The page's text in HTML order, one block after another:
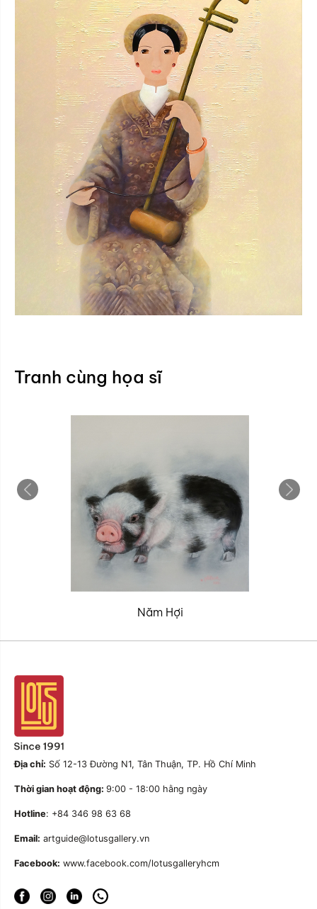
Tranh cùng họa sĩ
Năm Hợi
Địa chỉ: Số 12-13 Đường N1, Tân Thuận, TP. Hồ Chí Minh
Thời gian hoạt động: 9:00 - 18:00 hằng ngày
Hotline: +84 346 98 63 68
Email: artguide@lotusgallery.vn
Facebook: www.facebook.com/lotusgalleryhcm